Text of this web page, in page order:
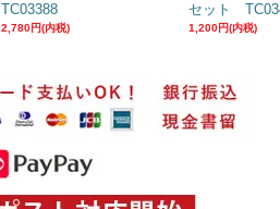
TC03388
2,780円(内税)
セット
1,200円(内税)